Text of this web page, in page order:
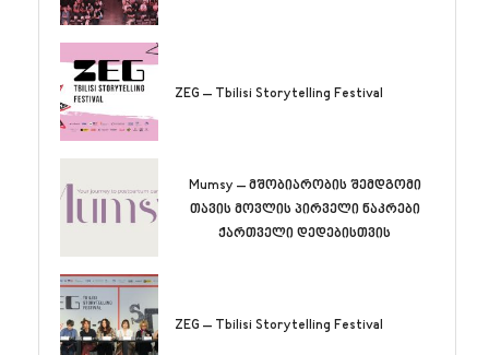
ZEG – Tbilisi Storytelling Festival
Mumsy – მშობიარობის შემდგომი
თავის მოვლის პირველი ნაკრები
ქართველი დედებისთვის
ZEG – Tbilisi Storytelling Festival